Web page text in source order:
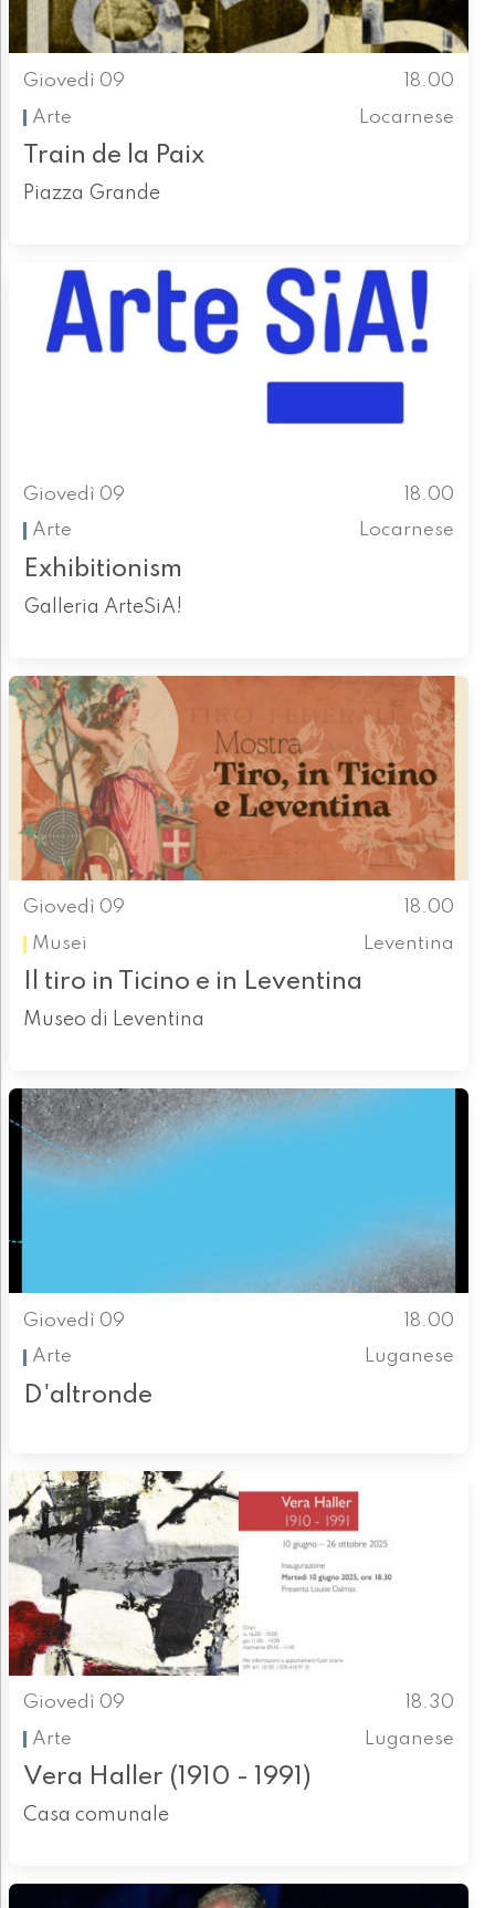
Giovedì 09
18.00
Arte
Locarnese
Train de la Paix
Piazza Grande
Giovedì 09
18.00
Arte
Locarnese
Exhibitionism
Galleria ArteSiA!
Giovedì 09
18.00
Musei
Leventina
Il tiro in Ticino e in Leventina
Museo di Leventina
Giovedì 09
18.00
Arte
Luganese
D'altronde
Giovedì 09
18.30
Arte
Luganese
Vera Haller (1910 - 1991)
Casa comunale